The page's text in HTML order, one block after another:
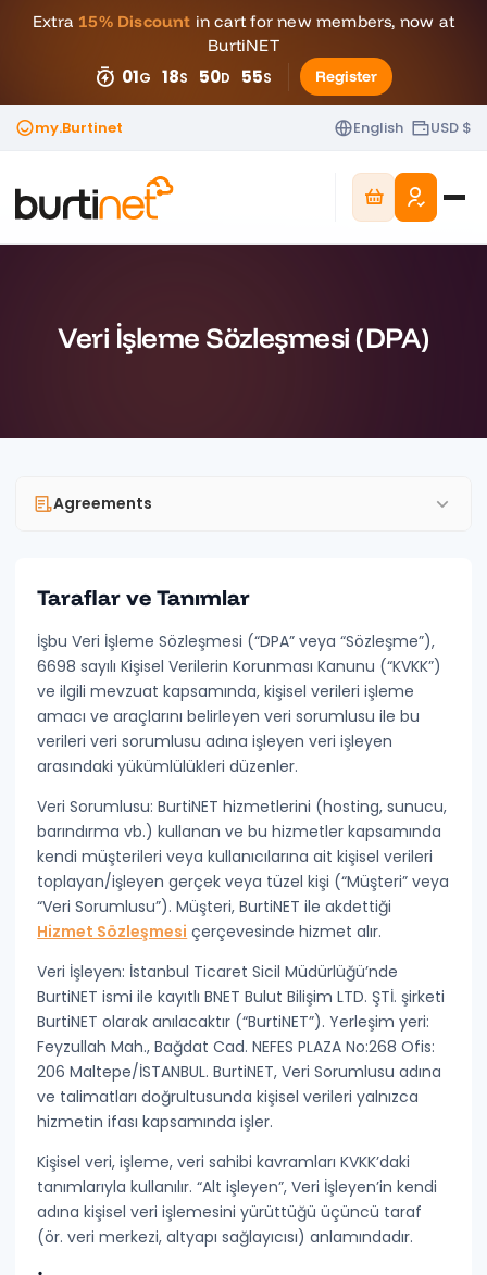
Extra 15% Discount in cart for new members, now at
BurtiNET
01G 18S 50D 54S Register
my.Burtinet English USD $
Veri İşleme Sözleşmesi (DPA)
Agreements
GENERAL
Bank Accounts
Terms of Service
Distance Sales Agreement
Refund & Cancellation Policy
Contact
PRIVACY & SECURITY
Privacy Policy
Cookie Policy
Personal Data Protection Notice (KVKK)
Data Processing Agreement (DPA)
Commercial Electronic Message Consent
TECHNICAL & USAGE
SLA (Service Level Agreement)
Abuse
Taraflar ve Tanımlar
İşbuVeri İşleme Sözleşmesi (“DPA” veya “Sözleşme”),
6698 sayılı Kişisel Verilerin Korunması Kanunu (“KVKK”)
ve ilgili mevzuat kapsamında, kişisel verileri işleme
amacı ve araçlarını belirleyenveri sorumlusu ile bu
verileri veri sorumlusu adına işleyenveri işleyen
arasındaki yükümlülükleri düzenler.
Veri Sorumlusu: BurtiNET hizmetlerini (hosting, sunucu,
barındırma vb.) kullanan ve bu hizmetler kapsamında
kendi müşterileri veya kullanıcılarına ait kişisel verileri
toplayan/işleyen gerçek veya tüzel kişi (“Müşteri” veya
“Veri Sorumlusu”). Müşteri, BurtiNET ile akdettiği
Hizmet Sözleşmesi çerçevesinde hizmet alır.
Veri İşleyen: İstanbul Ticaret Sicil Müdürlüğü’nde
BurtiNET ismi ile kayıtlıBNET Bulut Bilişim LTD. ŞTİ. şirketi
BurtiNET olarak anılacaktır (“BurtiNET”). Yerleşim yeri:
Feyzullah Mah., Bağdat Cad. NEFES PLAZA No:268 Ofis:
206 Maltepe/İSTANBUL. BurtiNET, Veri Sorumlusu adına
ve talimatları doğrultusunda kişisel verileri yalnızca
hizmetin ifası kapsamında işler.
Kişisel veri, işleme, veri sahibi kavramları KVKK’daki
tanımlarıyla kullanılır. “Alt işleyen”, Veri İşleyen’in kendi
adına kişisel veri işlemesini yürüttüğü üçüncü taraf
(ör. veri merkezi, altyapı sağlayıcısı) anlamındadır.